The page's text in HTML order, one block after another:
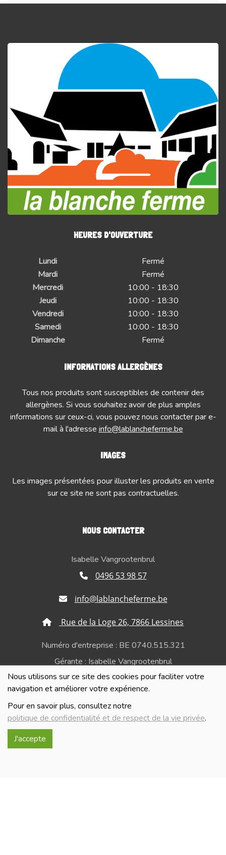
Nous utilisons sur ce site des cookies pour faciliter votre
navigation et améliorer votre expérience.
Pour en savoir plus, consultez notre
politique de confidentialité et de respect de la vie privée.
J'accepte
HEURES D'OUVERTURE
Lundi
Fermé
Mardi
Fermé
Mercredi
10:00 - 18:30
Jeudi
10:00 - 18:30
Vendredi
10:00 - 18:30
Samedi
10:00 - 18:30
Dimanche
Fermé
INFORMATIONS ALLERGÈNES
Tous nos produits sont susceptibles de contenir des
allergènes. Si vous souhaitez avoir de plus amples
informations sur ceux-ci, vous pouvez nous contacter par e-
mail à l'adresse info@lablancheferme.be
IMAGES
Les images présentées pour illuster les produits en vente
sur ce site ne sont pas contractuelles.
NOUS CONTACTER
Isabelle Vangrootenbrul
0496 53 98 57
info@lablancheferme.be
Rue de la Loge 26, 7866 Lessines
Numéro d'entreprise : BE 0740.515.321
Gérante : Isabelle Vangrootenbrul
Politique de confidentialité et de respect de la vie
privée